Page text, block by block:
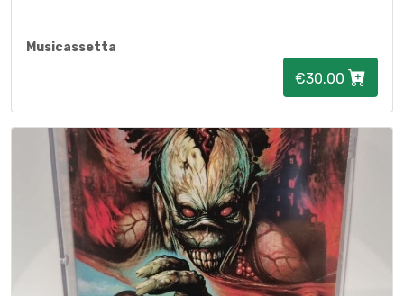
Musicassetta
€30.00